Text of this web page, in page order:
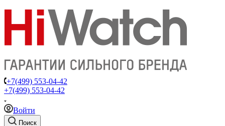
+7(499) 553-04-42
+7(499) 553-04-42
Войти
Поиск